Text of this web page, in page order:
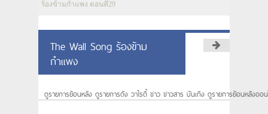
ร้องข้ามกำแพง ตอนที่29
The Wall Song ร้องข้าม
กำแพง
ดูรายการย้อนหลัง ดูรายการดัง วาไรตี้ ข่าว ข่าวสาร บันเทิง ดูรายการย้อนหลังออ